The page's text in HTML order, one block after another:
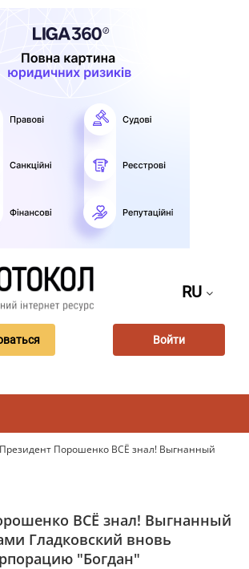
RU
Войти
Президент Порошенко ВСЁ знал! Выгнанный
ВСЁ знал! Выгнанный
Гладковский вновь
"Богдан"